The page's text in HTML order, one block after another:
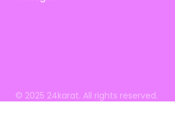
© 2025 24karat. All rights reserved.